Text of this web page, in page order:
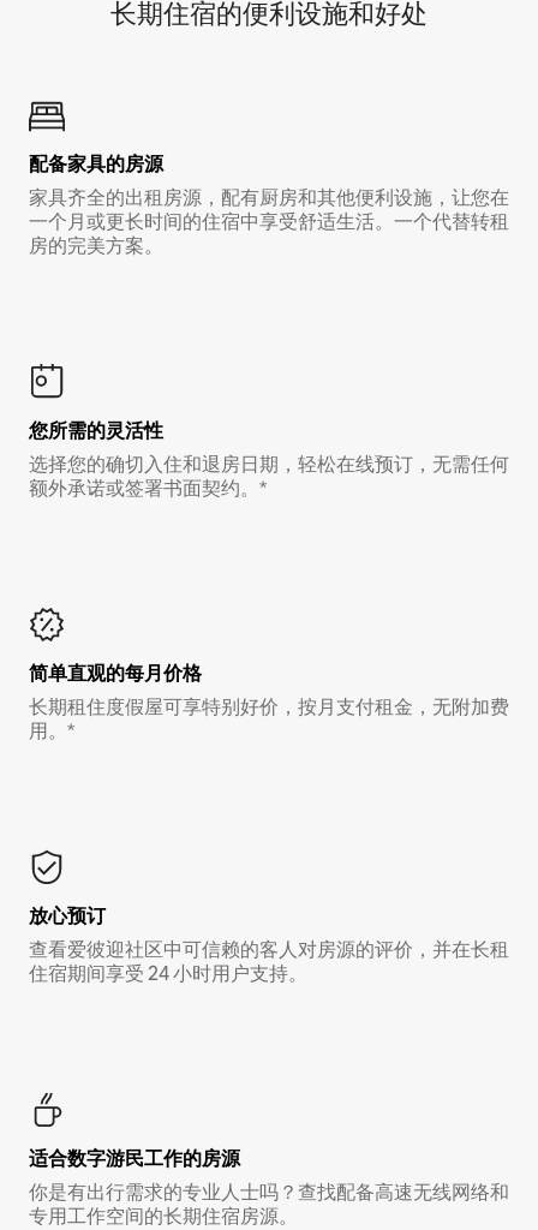
长期住宿的便利设施和好处
配备家具的房源
家具齐全的出租房源，配有厨房和其他便利设施，让您在
一个月或更长时间的住宿中享受舒适生活。一个代替转租
房的完美方案。
您所需的灵活性
选择您的确切入住和退房日期，轻松在线预订，无需任何
额外承诺或签署书面契约。*
简单直观的每月价格
长期租住度假屋可享特别好价，按月支付租金，无附加费
用。*
放心预订
查看爱彼迎社区中可信赖的客人对房源的评价，并在长租
住宿期间享受 24 小时用户支持。
适合数字游民工作的房源
你是有出行需求的专业人士吗？查找配备高速无线网络和
专用工作空间的长期住宿房源。